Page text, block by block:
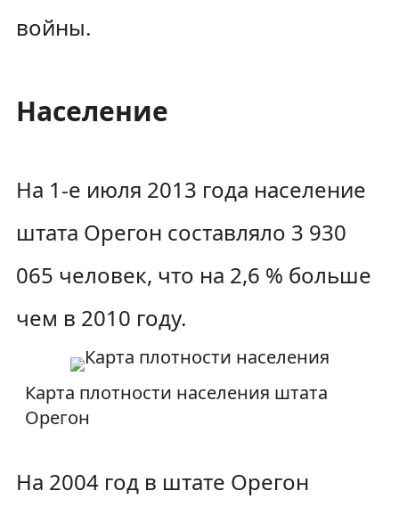
войны.
Население
На 1-e июля 2013 года население
штата Орегон составляло 3 930
065 человек, что на 2,6 % больше
чем в 2010 году.
Карта плотности населения штата
Орегон
На 2004 год в штате Орегон